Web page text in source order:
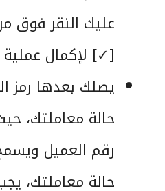
عليك النقر فوق
[✓] لإكمال
يصلك بعدها رمز
حالة معاملتك،
رقم العميل
حالة معاملتك،